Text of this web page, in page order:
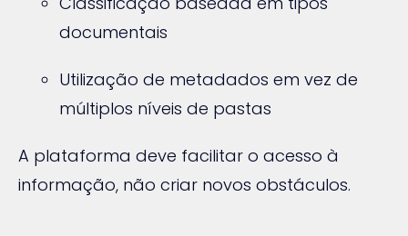
documentais
Utilização de metadados em vez de
múltiplos níveis de pastas
A plataforma deve facilitar o acesso à
informação, não criar novos obstáculos.